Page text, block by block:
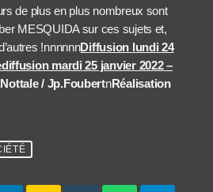
de plus en plus nombreux sont
MESQUIDA sur ces sujets et,
!nnnnnnDiffusion lundi 24
mardi 25 janvier 2022 –
/ Jp.FoubertnRéalisation